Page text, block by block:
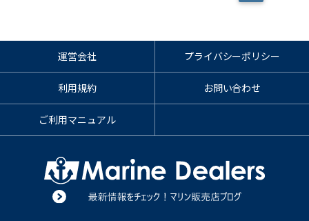
運営会社 プライバシーポリシー
利用規約 お問い合わせ
ご利用マニュアル